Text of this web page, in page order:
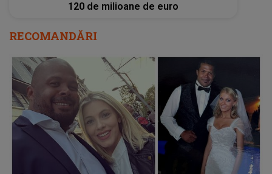
120 de milioane de euro
RECOMANDĂRI